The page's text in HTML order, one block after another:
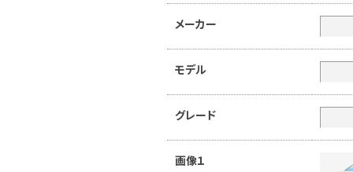
メーカー
モデル
グレード
画像１